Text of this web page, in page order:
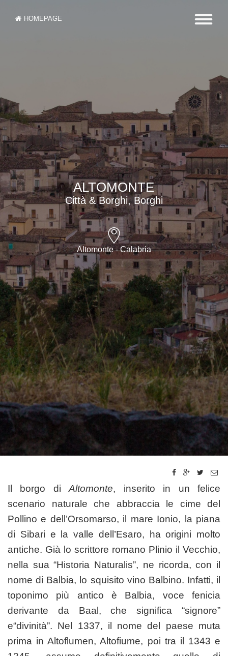
HOMEPAGE
ALTOMONTE
Città & Borghi, Borghi
Altomonte - Calabria
Il borgo diAltomonte, inserito in un felice
scenario naturale che abbraccia le cime del
Pollino e dell’Orsomarso, il mare Ionio, la piana
di Sibari e la valle dell’Esaro, ha origini molto
antiche. Già lo scrittore romano Plinio il Vecchio,
nella sua “Historia Naturalis”, ne ricorda, con il
nome di Balbia, lo squisito vino Balbino. Infatti, il
toponimo più antico è Balbia, voce fenicia
derivante da Baal, che significa “signore”
e“divinità”. Nel 1337, il nome del paese muta
prima in Altoflumen, Altofiume, poi tra il 1343 e